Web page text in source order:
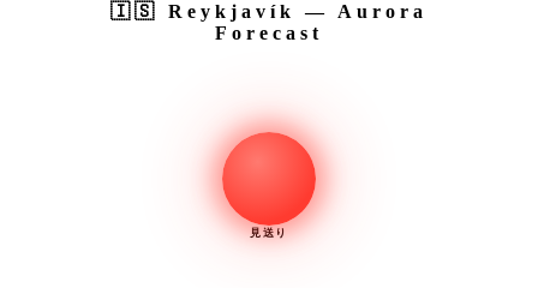
🇮🇸 Reykjavík
— Aurora
Forecast
見送り